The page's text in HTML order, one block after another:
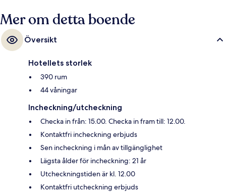
spårvagnshållplats tar det 8 minuter att gå och till Jumeirah Beach
Residence 2 spårvagnsstation är det 11 minuter.
Mer om detta boende
Översikt
Hotellets storlek
390 rum
44 våningar
Incheckning/utcheckning
Checka in från: 15.00. Checka in fram till: 12.00.
Kontaktfri incheckning erbjuds
Sen incheckning i mån av tillgänglighet
Lägsta ålder för incheckning: 21 år
Utcheckningstiden är kl. 12.00
Kontaktfri utcheckning erbjuds